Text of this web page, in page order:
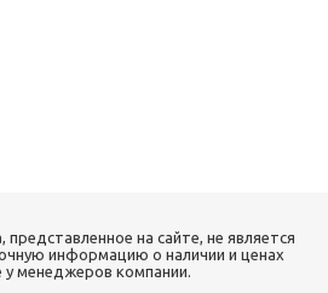
на сайте, не является
информацию о наличии и ценах
у менеджеров компании.